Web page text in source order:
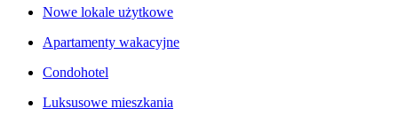
Nowe lokale użytkowe
Apartamenty wakacyjne
Condohotel
Luksusowe mieszkania